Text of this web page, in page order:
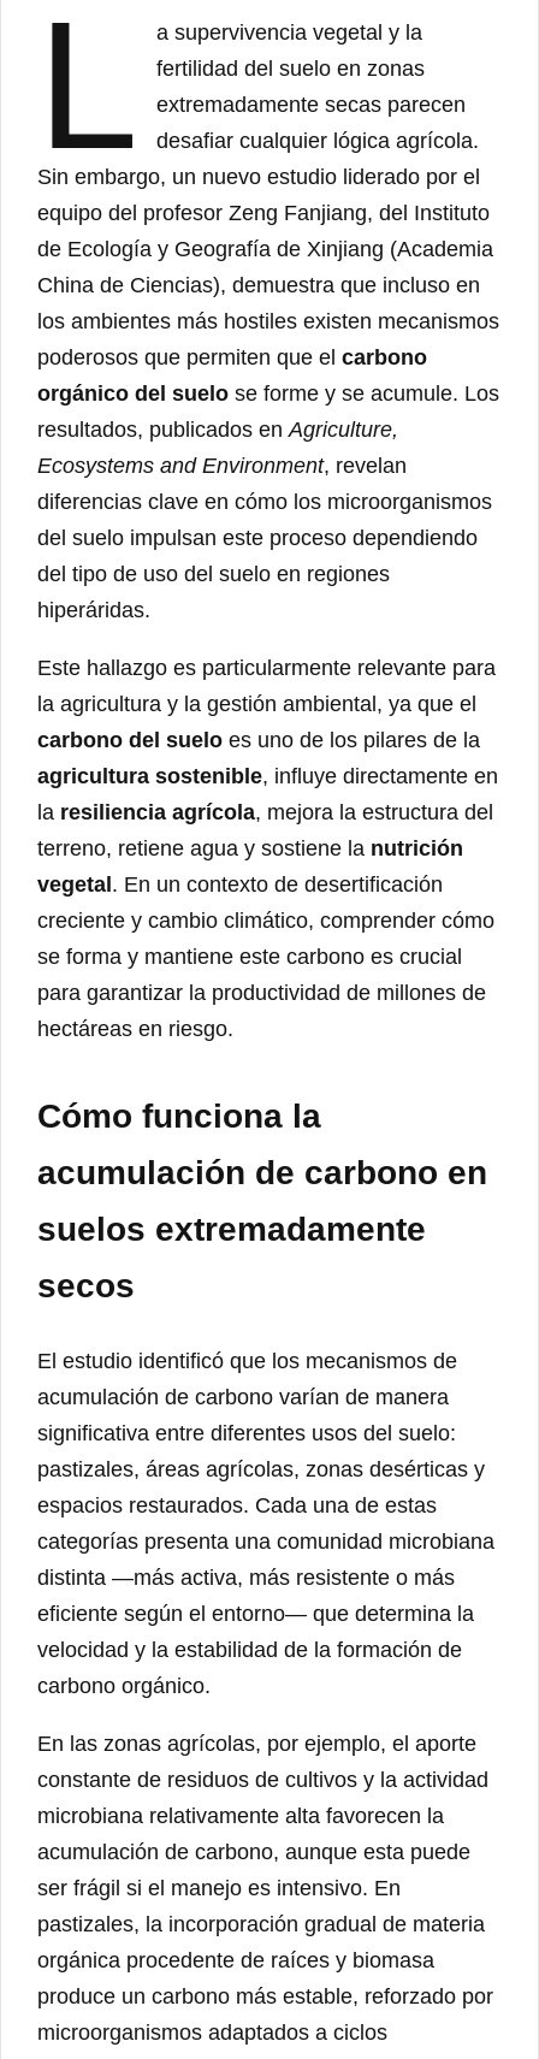
L
a supervivencia vegetal y la
fertilidad del suelo en zonas
extremadamente secas parecen
desafiar cualquier lógica agrícola.
Sin embargo, un nuevo estudio liderado por el
equipo del profesor Zeng Fanjiang, del Instituto
de Ecología y Geografía de Xinjiang (Academia
China de Ciencias), demuestra que incluso en
los ambientes más hostiles existen mecanismos
poderosos que permiten que el carbono
orgánico del suelo se forme y se acumule. Los
resultados, publicados enAgriculture,
Ecosystems and Environment, revelan
diferencias clave en cómo los microorganismos
del suelo impulsan este proceso dependiendo
del tipo de uso del suelo en regiones
hiperáridas.
Este hallazgo es particularmente relevante para
la agricultura y la gestión ambiental, ya que el
carbono del suelo es uno de los pilares de la
agricultura sostenible, influye directamente en
la resiliencia agrícola, mejora la estructura del
terreno, retiene agua y sostiene la nutrición
vegetal . En un contexto de desertificación
creciente y cambio climático, comprender cómo
se forma y mantiene este carbono es crucial
para garantizar la productividad de millones de
hectáreas en riesgo.
Cómo funciona la
acumulación de carbono en
suelos extremadamente
secos
El estudio identificó que los mecanismos de
acumulación de carbono varían de manera
significativa entre diferentes usos del suelo:
pastizales, áreas agrícolas, zonas desérticas y
espacios restaurados. Cada una de estas
categorías presenta una comunidad microbiana
distinta —más activa, más resistente o más
eficiente según el entorno— que determina la
velocidad y la estabilidad de la formación de
carbono orgánico.
En las zonas agrícolas, por ejemplo, el aporte
constante de residuos de cultivos y la actividad
microbiana relativamente alta favorecen la
acumulación de carbono, aunque esta puede
ser frágil si el manejo es intensivo. En
pastizales, la incorporación gradual de materia
orgánica procedente de raíces y biomasa
produce un carbono más estable, reforzado por
microorganismos adaptados a ciclos